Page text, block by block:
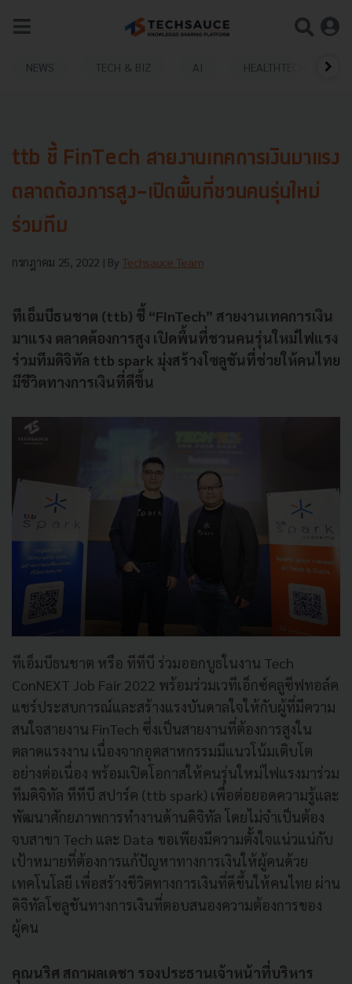
NEWS TECH & BIZ AI HEALTHTECH
ttb ชี้ FinTech สายงานเทคการเงินมาแรง
ตลาดต้องการสูง-เปิดพื้นที่ชวนคนรุ่นใหม่
ร่วมทีม
กรกฎาคม 25, 2022 | By Techsauce Team
ทีเอ็มบีธนชาต (ttb) ชี้ “FinTech” สายงานเทคการเงิน
มาแรง ตลาดต้องการสูง เปิดพื้นที่ชวนคนรุ่นใหม่ไฟแรง
ร่วมทีมดิจิทัล ttb spark มุ่งสร้างโซลูชันที่ช่วยให้คนไทย
มีชีวิตทางการเงินที่ดีขึ้น
ทีเอ็มบีธนชาต หรือ ทีทีบี ร่วมออกบูธในงาน Tech
ConNEXT Job Fair 2022 พร้อมร่วมเวทีเอ็กซ์คลูซีฟทอล์ค
แชร์ประสบการณ์และสร้างแรงบันดาลใจให้กับผู้ที่มีความ
สนใจสายงาน FinTech ซึ่งเป็นสายงานที่ต้องการสูงใน
ตลาดแรงงาน เนื่องจากอุตสาหกรรมมีแนวโน้มเติบโต
อย่างต่อเนื่อง พร้อมเปิดโอกาสให้คนรุ่นใหม่ไฟแรงมาร่วม
ทีมดิจิทัล ทีทีบี สปาร์ค (ttb spark) เพื่อต่อยอดความรู้และ
พัฒนาศักยภาพการทำงานด้านดิจิทัล โดยไม่จำเป็นต้อง
จบสาขา Tech และ Data ขอเพียงมีความตั้งใจแน่วแน่กับ
เป้าหมายที่ต้องการแก้ปัญหาทางการเงินให้ผู้คนด้วย
เทคโนโลยี เพื่อสร้างชีวิตทางการเงินที่ดีขึ้นให้คนไทย ผ่าน
ดิจิทัลโซลูชันทางการเงินที่ตอบสนองความต้องการของ
ผู้คน
คุณนริศ สถาผลเดชา รองประธานเจ้าหน้าที่บริหาร